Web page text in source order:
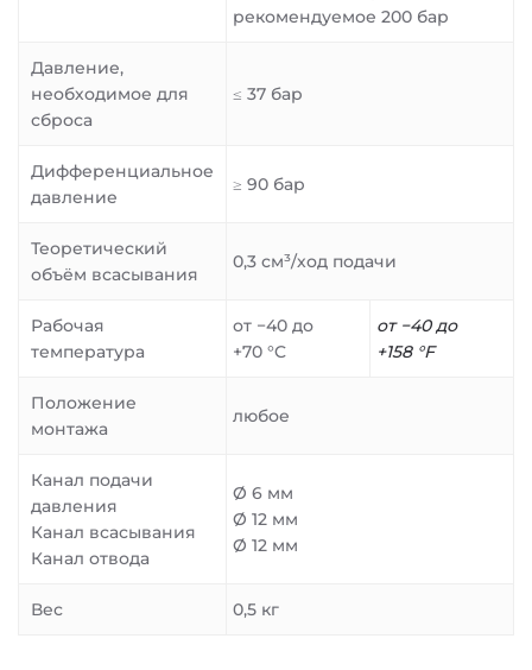
рекомендуемое 200 бар
Давление,
необходимое для
сброса
≤ 37 бар
Дифференциальное
давление
≥ 90 бар
Теоретический
объём всасывания
0,3 см³/ход подачи
Рабочая
температура
от −40 до
+70 °C
от −40 до
+158 °F
Положение
монтажа
любое
Канал подачи
давления
Канал всасывания
Канал отвода
Ø 6 мм
Ø 12 мм
Ø 12 мм
Вес 0,5 кг